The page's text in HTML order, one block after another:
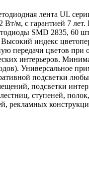
лента UL
м, с гарантией 7 лет.
SMD 2835, 60
индекс
передачи цветов
интерьеров.
Универсальное
подсветки
подсветки
ступеней,
рекламных